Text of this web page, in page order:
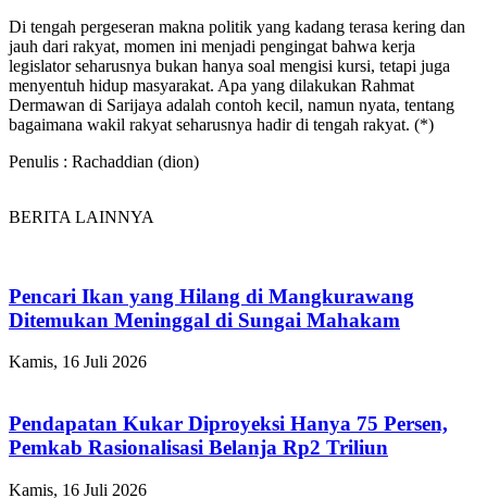
Di tengah pergeseran makna politik yang kadang terasa kering dan
jauh dari rakyat, momen ini menjadi pengingat bahwa kerja
legislator seharusnya bukan hanya soal mengisi kursi, tetapi juga
menyentuh hidup masyarakat. Apa yang dilakukan Rahmat
Dermawan di Sarijaya adalah contoh kecil, namun nyata, tentang
bagaimana wakil rakyat seharusnya hadir di tengah rakyat. (*)
Penulis : Rachaddian (dion)
BERITA LAINNYA
Pencari Ikan yang Hilang di Mangkurawang
Ditemukan Meninggal di Sungai Mahakam
Kamis, 16 Juli 2026
Pendapatan Kukar Diproyeksi Hanya 75 Persen,
Pemkab Rasionalisasi Belanja Rp2 Triliun
Kamis, 16 Juli 2026